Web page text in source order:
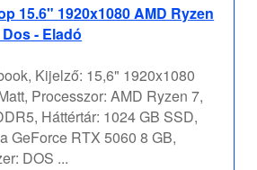
15.6" 1920x1080 AMD Ryzen
- Eladó
Kijelző: 15,6" 1920x1080
Processzor: AMD Ryzen 7,
Háttértár: 1024 GB SSD,
GeForce RTX 5060 8 GB,
DOS ...